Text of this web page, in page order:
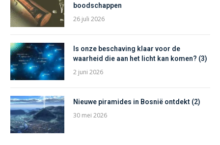
boodschappen
26 juli 2026
Is onze beschaving klaar voor de
waarheid die aan het licht kan komen? (3)
2 juni 2026
Nieuwe piramides in Bosnië ontdekt (2)
30 mei 2026